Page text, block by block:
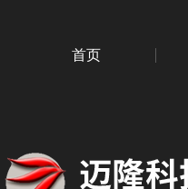
首页